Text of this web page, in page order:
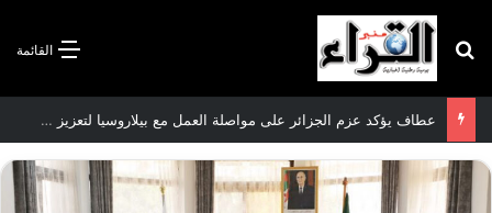
القائمة بحث عن
سعيود يشدد على إلزامية استكمال جميع عمليات تعويض متضرري حرائق الغابات قبل نهاية شهر أوت